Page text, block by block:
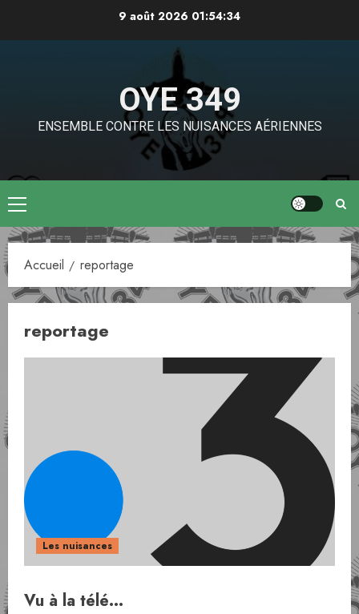
9 août 2026 01:54:34
OYE 349
ENSEMBLE CONTRE LES NUISANCES AÉRIENNES
Menu
principal
Accueil reportage
reportage
Les nuisances
Vu à la télé…